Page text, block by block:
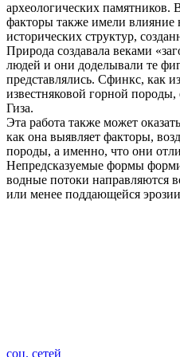
археологических
факторы также имели
исторических структур,
Природа создавала веками
людей и они доделывали те
представлялись. Сфинкс, как
известняковой горной
Гиза.
Эта работа также может
как она выявляет факторы,
породы, а именно, что они
Непредсказуемые формы
водные потоки направляются
или менее поддающейся
соц. сетей